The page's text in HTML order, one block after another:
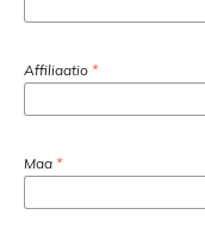
Affiliaatio *
Maa *